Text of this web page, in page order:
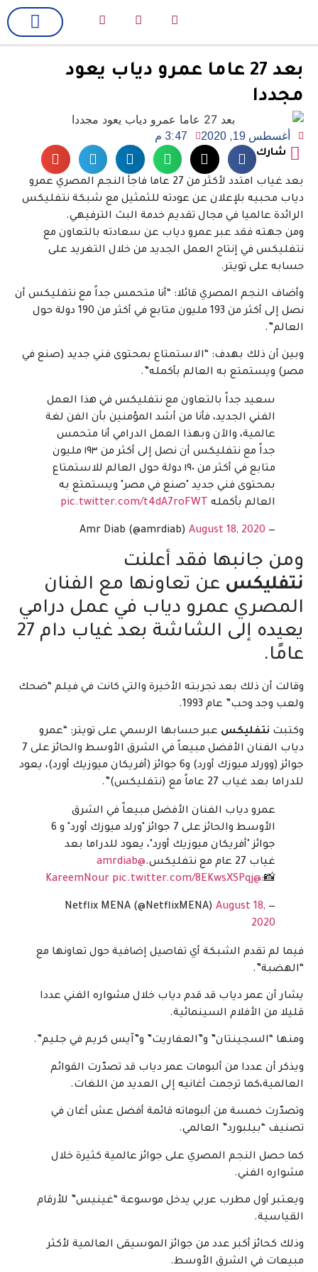
بعد 27 عاما عمرو دياب يعود
مجددا
أغسطس 19, 2020 3:47 م
شارك
بعد غياب امتدد لأكثر من 27 عاما فاجأ النجم المصري عمرو
دياب محبيه بلإعلان عن عودته للثمثيل مع شبكة نتفليكس
الرائدة عالميا في مجال تقديم خدمة البث الترفيهي.
ومن جهته فقد عبر عمرو دياب عن سعادته بالتعاون مع
نتفليكس في إنتاج العمل الجديد من خلال التغريد على
حسابه على تويتر.
وأضاف النجم المصري قائلا: “أنا متحمس جداً مع نتفليكس أن
نصل إلى أكثر من 193 مليون متابع في أكثر من 190 دولة حول
العالم”.
وبين أن ذلك بهدف: “الاستمتاع بمحتوى فني جديد (صنع في
مصر) ويستمتع به العالم بأكمله”.
سعيد جداً بالتعاون مع نتفليكس في هذا العمل
الفني الجديد، فأنا من أشد المؤمنين بأن الفن لغة
عالمية، والآن وبهذا العمل الدرامي أنا متحمس
جداً مع نتفليكس أن نصل إلى أكثر من ١٩٣ مليون
متابع في أكثر من ١٩٠ دولة حول العالم للاستمتاع
بمحتوى فني جديد "صنع في مصر" ويستمتع به
العالم بأكمله pic.twitter.com/t4dA7roFWT
— Amr Diab (@amrdiab)
August 18, 2020
ومن جانبها فقد أعلنت
نتفليكس عن تعاونها مع الفنان
المصري عمرو دياب في عمل درامي
يعيده إلى الشاشة بعد غياب دام 27
عامًا.
وقالت أن ذلك بعد تجربته الأخيرة والتي كانت في فيلم “ضحك
ولعب وجد وحب” عام 1993.
وكتبت نتفليكس عبر حسابها الرسمي على تويتر: “عمرو
دياب الفنان الأفضل مبيعاً في الشرق الأوسط والحائز على 7
جوائز (وورلد ميوزك أورد) و6 جوائز (أفريكان ميوزيك أورد)، يعود
للدراما بعد غياب 27 عاماً مع (نتفليكس)”.
عمرو دياب الفنان الأفضل مبيعاً في الشرق
الأوسط والحائز على 7 جوائز "ورلد ميوزك أورد" و 6
جوائز "أفريكان ميوزيك أورد"، يعود للدراما بعد
غياب 27 عام مع نتفليكس.
@amrdiab
📸:
@KareemNour
pic.twitter.com/8EKwsXSPqj
— Netflix MENA (@NetflixMENA)
August 18,
2020
فيما لم تقدم الشبكة أي تفاصيل إضافية حول تعاونها مع
“الهضبة”.
يشار أن عمر دياب قد قدم دياب خلال مشواره الفني عددا
قليلا من الأفلام السينمائية.
ومنها “السجينتان” و”العفاريت” و”آيس كريم في جليم”.
ويذكر أن عددا من ألبومات عمر دياب قد تصدّرت القوائم
العالمية،كما ترجمت أغانيه إلى العديد من اللغات.
وتصدّرت خمسة من ألبوماته قائمة أفضل عش أغان في
تصنيف “بيلبورد” العالمي.
كما حصل النجم المصري على جوائز عالمية كثيرة خلال
مشواره الفني.
ويعتبر أول مطرب عربي يدخل موسوعة “غينيس” للأرقام
القياسية.
وذلك كحائز أكبر عدد من جوائز الموسيقى العالمية لأكثر
مبيعات في الشرق الأوسط.